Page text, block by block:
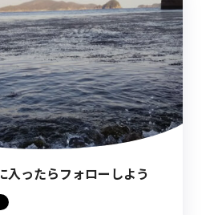
入ったらフォローしよう